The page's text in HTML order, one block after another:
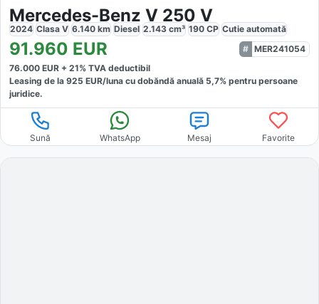
Mercedes-Benz V 250 V
2024 Clasa V 6.140 km Diesel 2.143 cm³ 190 CP Cutie automată
91.960 EUR
MER241054
76.000 EUR + 21% TVA deductibil
Leasing de la 925 EUR/luna cu dobăndă anuală 5,7% pentru persoane
juridice.
Sună WhatsApp Mesaj Favorite